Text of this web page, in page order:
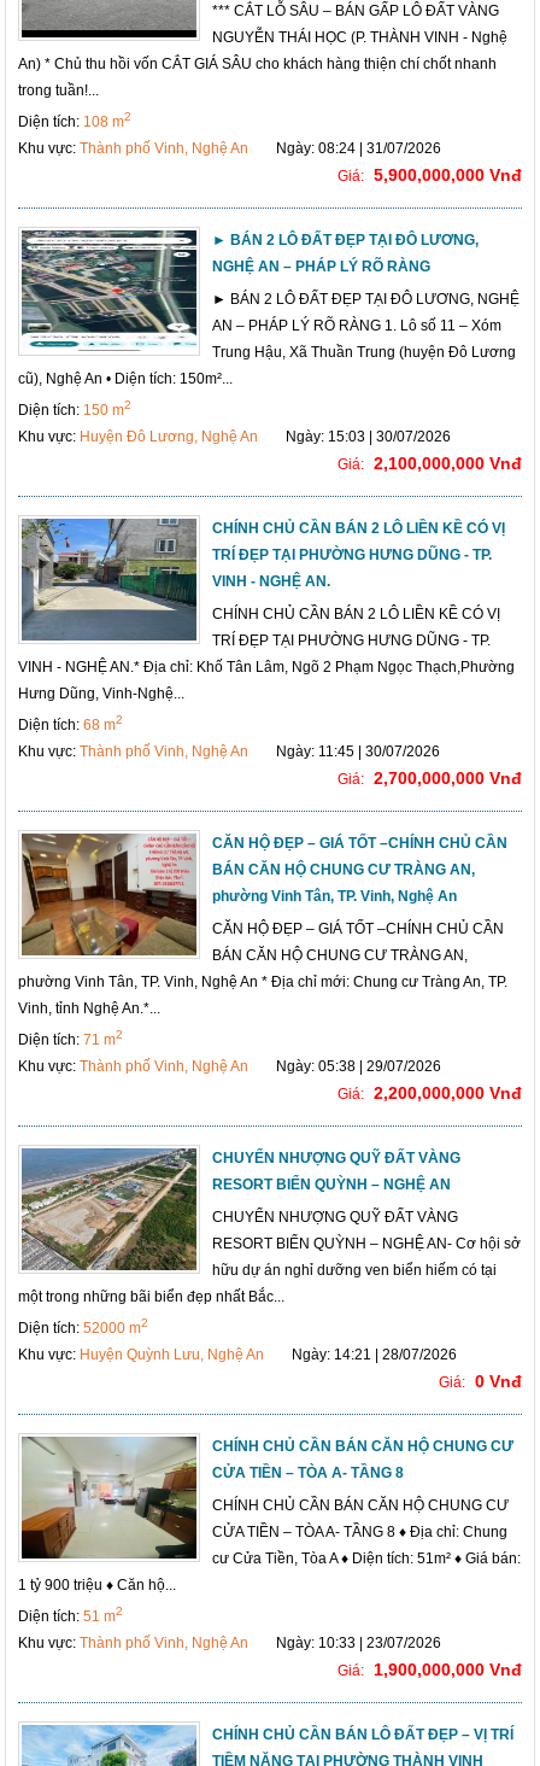
*** CẮT LỖ SÂU – BÁN GẤP LÔ ĐẤT VÀNG
NGUYỄN THÁI HỌC (P. THÀNH VINH - Nghệ
An) * Chủ thu hồi vốn CẮT GIÁ SÂU cho khách hàng thiện chí chốt nhanh
trong tuần!...
Diện tích: 108 m2
Khu vực:Thành phố Vinh, Nghệ An
Ngày: 08:24 | 31/07/2026
Giá: 5,900,000,000 Vnđ
► BÁN 2 LÔ ĐẤT ĐẸP TẠI ĐÔ LƯƠNG,
NGHỆ AN – PHÁP LÝ RÕ RÀNG
► BÁN 2 LÔ ĐẤT ĐẸP TẠI ĐÔ LƯƠNG, NGHỆ
AN – PHÁP LÝ RÕ RÀNG 1. Lô số 11 – Xóm
Trung Hậu, Xã Thuần Trung (huyện Đô Lương
cũ), Nghệ An • Diện tích: 150m²...
Diện tích: 150 m2
Khu vực: Huyện Đô Lương, Nghệ An
Ngày: 15:03 | 30/07/2026
Giá: 2,100,000,000 Vnđ
CHÍNH CHỦ CẦN BÁN 2 LÔ LIỀN KỀ CÓ VỊ
TRÍ ĐẸP TẠI PHƯỜNG HƯNG DŨNG - TP.
VINH - NGHỆ AN.
CHÍNH CHỦ CẦN BÁN 2 LÔ LIỀN KỀ CÓ VỊ
TRÍ ĐẸP TẠI PHƯỜNG HƯNG DŨNG - TP.
VINH - NGHỆ AN.* Địa chỉ: Khố Tân Lâm, Ngõ 2 Phạm Ngọc Thạch,Phường
Hưng Dũng, Vinh-Nghệ...
Diện tích:68 m2
Khu vực:Thành phố Vinh, Nghệ An
Ngày: 11:45 | 30/07/2026
Giá: 2,700,000,000 Vnđ
CĂN HỘ ĐẸP – GIÁ TỐT –CHÍNH CHỦ CẦN
BÁN CĂN HỘ CHUNG CƯ TRÀNG AN,
phường Vinh Tân, TP. Vinh, Nghệ An
CĂN HỘ ĐẸP – GIÁ TỐT –CHÍNH CHỦ CẦN
BÁN CĂN HỘ CHUNG CƯ TRÀNG AN,
phường Vinh Tân, TP. Vinh, Nghệ An * Địa chỉ mới: Chung cư Tràng An, TP.
Vinh, tỉnh Nghệ An.*...
Diện tích:71 m2
Khu vực:Thành phố Vinh, Nghệ An
Ngày: 05:38 | 29/07/2026
Giá: 2,200,000,000 Vnđ
CHUYỂN NHƯỢNG QUỸ ĐẤT VÀNG
RESORT BIỂN QUỲNH – NGHỆ AN
CHUYỂN NHƯỢNG QUỸ ĐẤT VÀNG
RESORT BIỂN QUỲNH – NGHỆ AN- Cơ hội sở
hữu dự án nghỉ dưỡng ven biển hiếm có tại
một trong những bãi biển đẹp nhất Bắc...
Diện tích:52000 m2
Khu vực: Huyện Quỳnh Lưu, Nghệ An
Ngày: 14:21 | 28/07/2026
Giá: 0 Vnđ
CHÍNH CHỦ CẦN BÁN CĂN HỘ CHUNG CƯ
CỬA TIỀN – TÒA A- TẦNG 8
CHÍNH CHỦ CẦN BÁN CĂN HỘ CHUNG CƯ
CỬA TIỀN – TÒA A- TẦNG 8 ♦ Địa chỉ: Chung
cư Cửa Tiền, Tòa A ♦ Diện tích: 51m² ♦ Giá bán:
1 tỷ 900 triệu ♦ Căn hộ...
Diện tích:51 m2
Khu vực:Thành phố Vinh, Nghệ An
Ngày: 10:33 | 23/07/2026
Giá:
1,900,000,000 Vnđ
CHÍNH CHỦ CẦN BÁN LÔ ĐẤT ĐẸP – VỊ TRÍ
TIỀM NĂNG TẠI PHƯỜNG THÀNH VINH